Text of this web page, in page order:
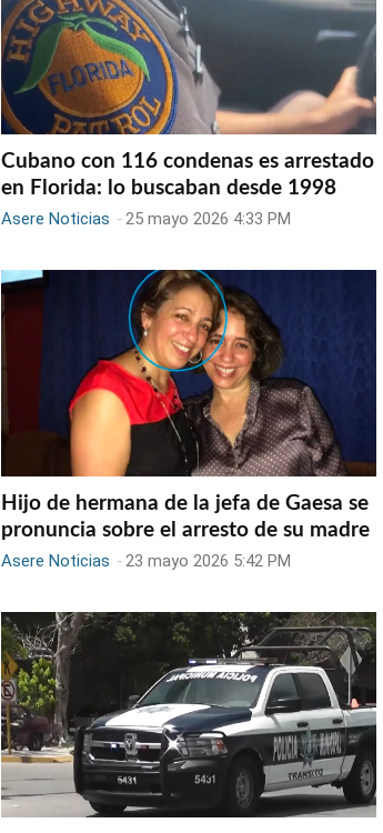
Cubano con 116 condenas es arrestado
en Florida: lo buscaban desde 1998
Asere Noticias -25 mayo 2026 4:33 PM
Hijo de hermana de la jefa de Gaesa se
pronuncia sobre el arresto de su madre
Asere Noticias - 23 mayo 2026 5:42 PM